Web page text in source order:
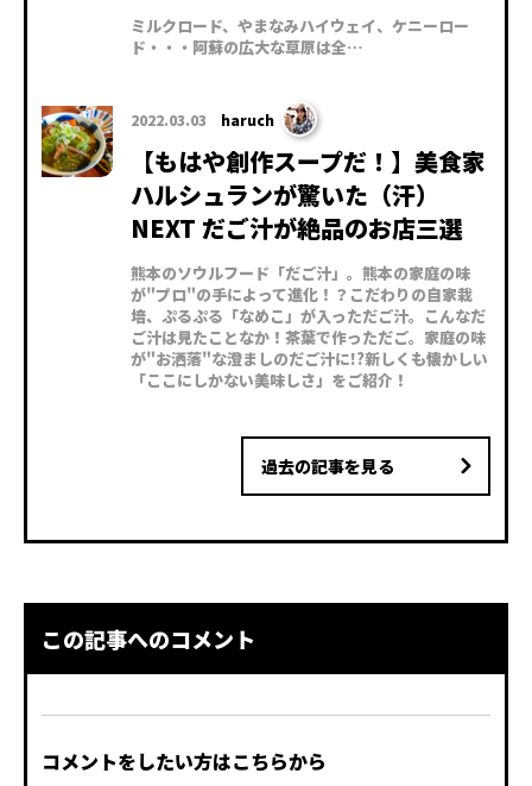
ミルクロード、やまなみハイウェイ、ケニーロー
ド・・・阿蘇の広大な草原は全…
2022.03.03 haruch
【もはや創作スープだ！】美食家
ハルシュランが驚いた（汗）
NEXT だご汁が絶品のお店三選
熊本のソウルフード「だご汁」。熊本の家庭の味
が"プロ"の手によって進化！？こだわりの自家栽
培、ぷるぷる「なめこ」が入っただご汁。こんなだ
ご汁は見たことなか！茶葉で作っただご。家庭の味
が"お洒落"な澄ましのだご汁に!?新しくも懐かしい
「ここにしかない美味しさ」をご紹介！
過去の記事を見る
この記事へのコメント
コメントをしたい方はこちらから